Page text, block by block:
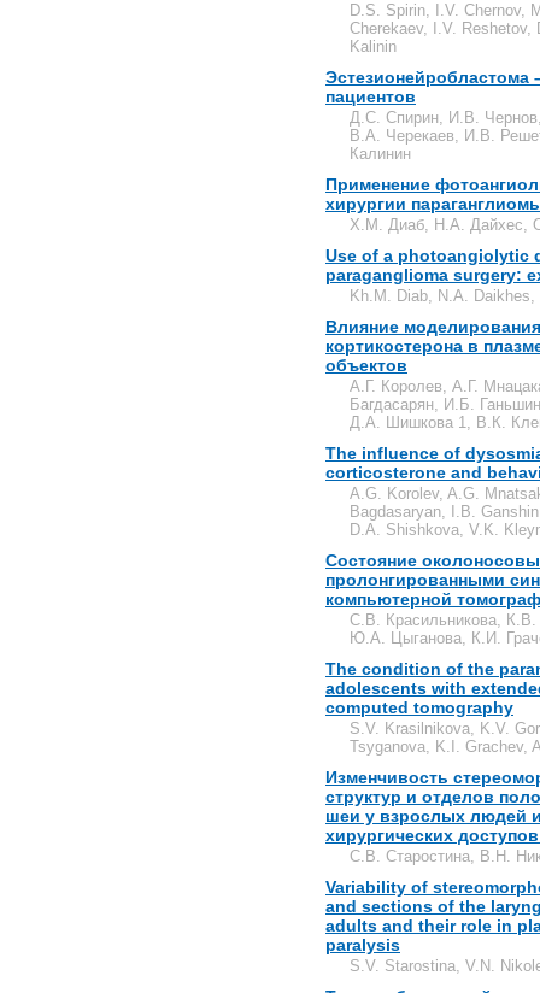
D.S. Spirin, I.V. Chernov,
Cherekaev, I.V.
Kalinin
Эстезионейробластома
пациентов
Д.С. Спирин, И.В.
В.А. Черекаев, И.В.
Калинин
Применение
хирургии
Х.М. Диаб, Н.А. Дайхес,
Use of a photoangiolytic
paraganglioma surgery:
Kh.M. Diab, N.A.
Влияние
кортикостерона в
объектов
А.Г. Королев, А.Г.
Багдасарян, И.Б.
Д.А. Шишкова 1, В.К.
The influence of
corticosterone and
A.G. Korolev, A.G.
Bagdasaryan, I.B.
D.A. Shishkova, V.K.
Состояние
пролонгированными
компьютерной
С.В. Красильникова,
Ю.А. Цыганова, К.И.
The condition of the
adolescents with
computed tomography
S.V. Krasilnikova, K.V.
Tsyganova, K.I. Grachev,
Изменчивость
структур и отделов
шеи у взрослых людей
хирургических
С.В. Старостина, В.Н.
Variability of
and sections of the
adults and their role in
paralysis
S.V. Starostina, V.N.